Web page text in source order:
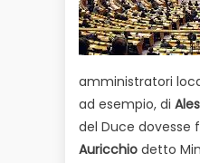
amministratori
ad esempio, di
del Duce dovesse
Auricchio detto